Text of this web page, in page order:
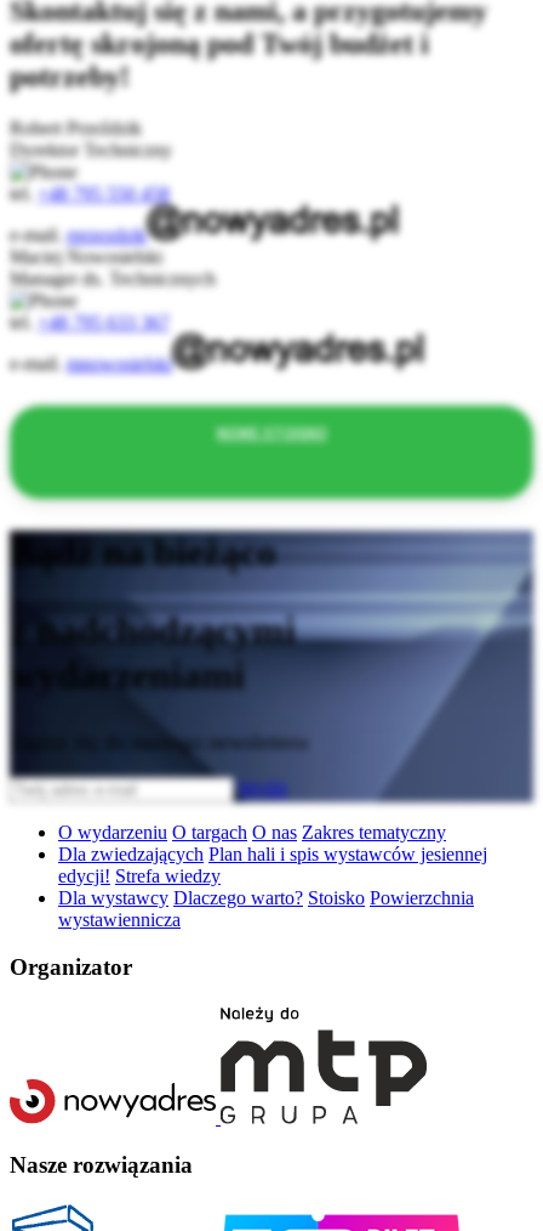
Skontaktuj się z nami, a przygotujemy
ofertę skrojoną pod Twój budżet i
potrzeby!
Robert Przeździk
Dyrektor Techniczny
tel.
+48 795 550 458
e-mail.rprzezdzik
Maciej Nowosielski
Manager ds. Technicznych
tel.
+48 795 633 367
e-mail.mnowosielski
NOWE STOISKO
Bądź na bieżąco
z nadchodzącymi
wydarzeniami
Zapisz się do naszego newslettera
Wyślij
O wydarzeniu O targach O nas Zakres tematyczny
Dla zwiedzających Plan hali i spis wystawców jesiennej
edycji! Strefa wiedzy
Dla wystawcy Dlaczego warto? Stoisko Powierzchnia
wystawiennicza
Organizator
Nasze rozwiązania